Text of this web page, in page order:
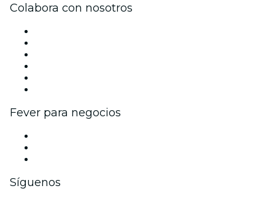
Colabora con nosotros
Fever para negocios
Síguenos